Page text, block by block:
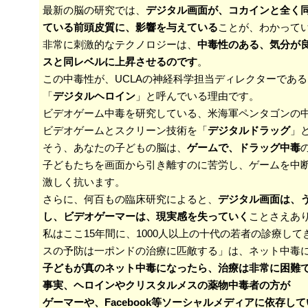
最新の脳の研究では、 デジタル画面が、コカインと全く
ている前頭皮質に、影響を与えていることが、わかって
非常に刺激的なテクノロジーは、 中毒性のある、気分が
スと同レベルに上昇させるのです。
この中毒性が、UCLAの神経科学担当ディレクターであ
「デジタルヘロイン 」と呼んでいる理由です。
ビデオゲーム中毒を研究している、米海軍ペンタゴン
ビデオゲームとスクリーン技術を「デジタルドラッグ」
そう、あなたの子どもの脳は、 ゲームで、ドラッグ中毒
子どもたちを画面から引き離すのに苦労し、ゲームを中
激しく抗います。
さらに、何百もの臨床研究によると、 デジタル画面は、
し、ビデオゲーマーは、現実感を失っていく ことさえあ
私はここ15年間に、1000人以上の十代の若者の診療して
スの予防は一ポンドの治療に匹敵する」は、ネット中毒
子どもが真のネット中毒になったら、治療は非常に困難
事実、ヘロインやクリスタルメスの薬物中毒者の方が
ゲーマーや、Facebook等ソーシャルメディアに依存し